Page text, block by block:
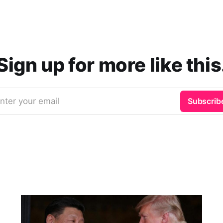
up for more like
your email